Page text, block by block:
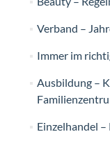
Verband –
Immer im
Ausbildung –
Einzelhandel